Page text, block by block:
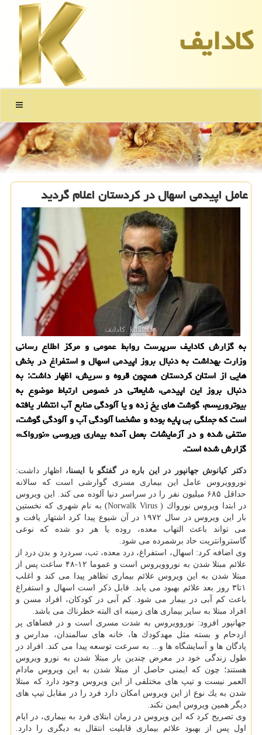
كادایف
منو
عامل اپیدمی اسهال در كردستان اعلام گردید
به گزارش كادایف سرپرست روابط عمومی و مركز اطلاع رسانی
وزارت بهداشت به دنبال بروز اپیدمی اسهال و استفراغ در بخش
هایی از استان كردستان همچون قروه و سریش، اظهار داشت: به
دنبال بروز این اپیدمی، شایعاتی در خصوص ارتباط موضوع به
بیوتروریسم، گوشت های یخ زده و یا آلودگی منابع آب انتشار یافته
است كه جملگی بی پایه بوده و مشخصا آلودگی آب و آلودگی گوشت،
منتفی شده و در آزمایشات بعمل آمده بیماری ویروسی «نورواك»
گزارش شده است.
دكتر كیانوش جهانپور در این باره در گفتگو با ایسنا،
اظهار داشت:
نوروویروس عامل این بیماری مسری گوارشی است كه سالانه
حداقل ۶۸۵ میلیون نفر را در سراسر دنیا آلوده می كند. این ویروس
در ابتدا ویروس نورواك ( Norwalk Virus) به نام شهری كه نخستین
بار این ویروس در سال ۱۹۷۲ در آن شیوع پیدا كرد اشتهار یافت و
می تواند باعث التهاب معده، روده یا هر دو شده كه نوعی
گاستروانتریت حاد برشمرده می شود.
وی اضافه كرد: اسهال، استفراغ، درد معده، تب، سردرد و بدن درد از
علائم مبتلا شدن به نوروویروس است و عموما ۱۲-۴۸ ساعت پس از
مبتلا شدن به این ویروس علائم بیماری تظاهر پیدا می كند و اغلب
۱تا۳ روز بعد علائم بهبود می یابد. قابل ذكر است اسهال و استفراغ
باعث كم آبی در بیمار می شود. كم آبی در كودكان، افراد مسن و
افراد مبتلا به سایر بیماری های زمینه ای البته خطرناك می باشد.
جهانپور افزود: نوروویروس به شدت مسری است و در فضاهای پر
ازدحام و بسته مثل مهدكودك ها، خانه های سالمندان، مدارس و
پادگان ها و آسایشگاه ها و... به سرعت توسعه پیدا می كند. افراد در
طول زندگی خود در معرض چندین بار مبتلا شدن به نورو ویروس
هستند؛ چون كه ایمنی حاصل از مبتلا شدن به این ویروس مادام
العمر نیست و تیپ های مختلفی از این ویروس وجود دارد كه مبتلا
شدن به یك نوع از این ویروس امكان دارد فرد را در مقابل تیپ های
دیگر همین ویروس ایمن نكند.
وی تصریح كرد كه این ویروس در زمان ابتلای فرد به بیماری، در ایام
اول پس از بهبود علائم بیماری قابلیت انتقال به دیگری را دارد.